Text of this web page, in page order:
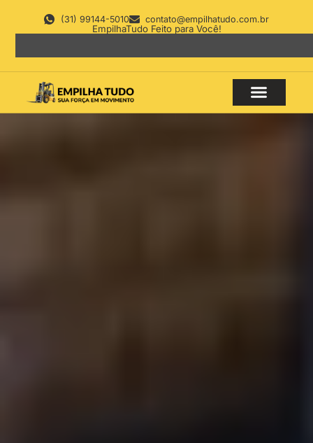
(31) 99144-5010 contato@empilhatudo.com.br
EmpilhaTudo Feito para Você!